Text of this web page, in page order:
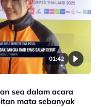
01:42
sea dalam acara
mata sebanyak